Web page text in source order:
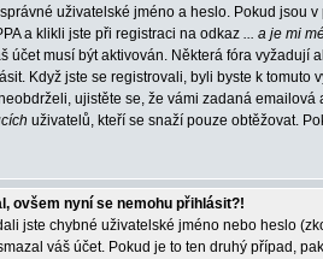
uživatelské jméno a heslo. Pokud jsou
a klikli jste při registraci na odkaz ... a je mi
účet musí být aktivován. Některá fóra
Když jste se registrovali, byli byste k
ujistěte se, že vámi zadaná
uživatelů, kteří se snaží pouze obtěžovat.
ovšem nyní se nemohu přihlásit?!
jste chybné uživatelské jméno nebo heslo
váš účet. Pokud je to ten druhý případ,